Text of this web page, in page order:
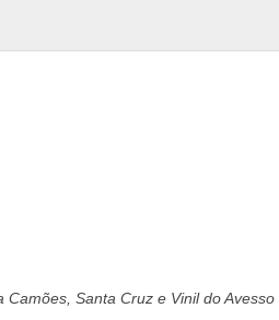
Santa Cruz e Vinil do Avesso